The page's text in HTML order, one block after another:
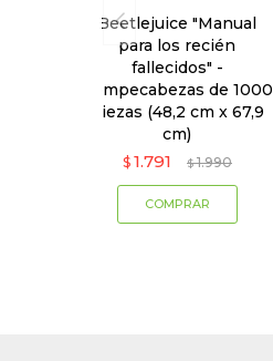
Beetlejuice "Manual
para los recién
fallecidos" -
Rompecabezas de 1000
piezas (48,2 cm x 67,9
cm)
$ 1.791 $ 1.990